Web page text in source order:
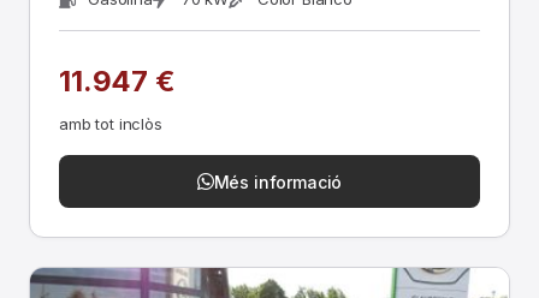
11.947 €
amb tot inclòs
Més informació